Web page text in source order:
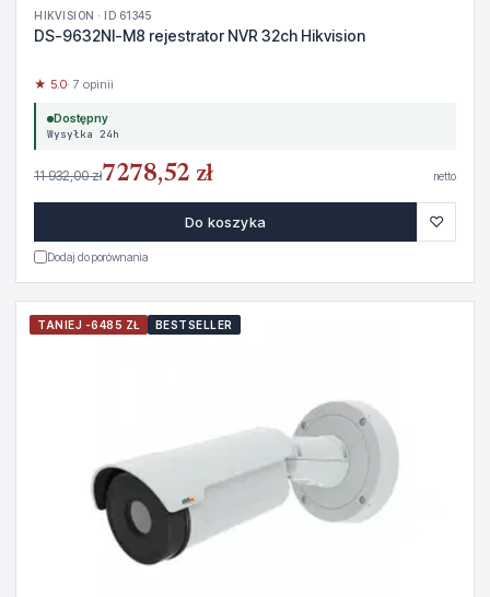
HIKVISION · ID 61345
DS-9632NI-M8 rejestrator NVR 32ch Hikvision
★ 5.0· 7 opinii
Dostępny
Wysyłka 24h
11 932,00 zł7278,52 zł netto
Do koszyka ♡
Dodaj do porównania
TANIEJ -6485 ZŁ BESTSELLER